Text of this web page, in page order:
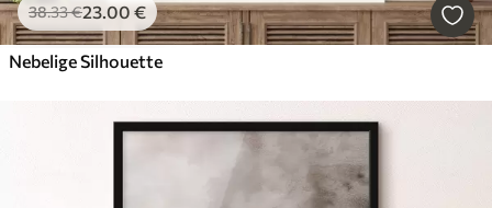
38.33€23.00 €
Nebelige Silhouette